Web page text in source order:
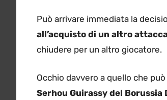
Può arrivare immediata la
all’acquisto di un altro
chiudere per un altro giocatore.
Occhio davvero a quello che
Serhou Guirassy del Borussia